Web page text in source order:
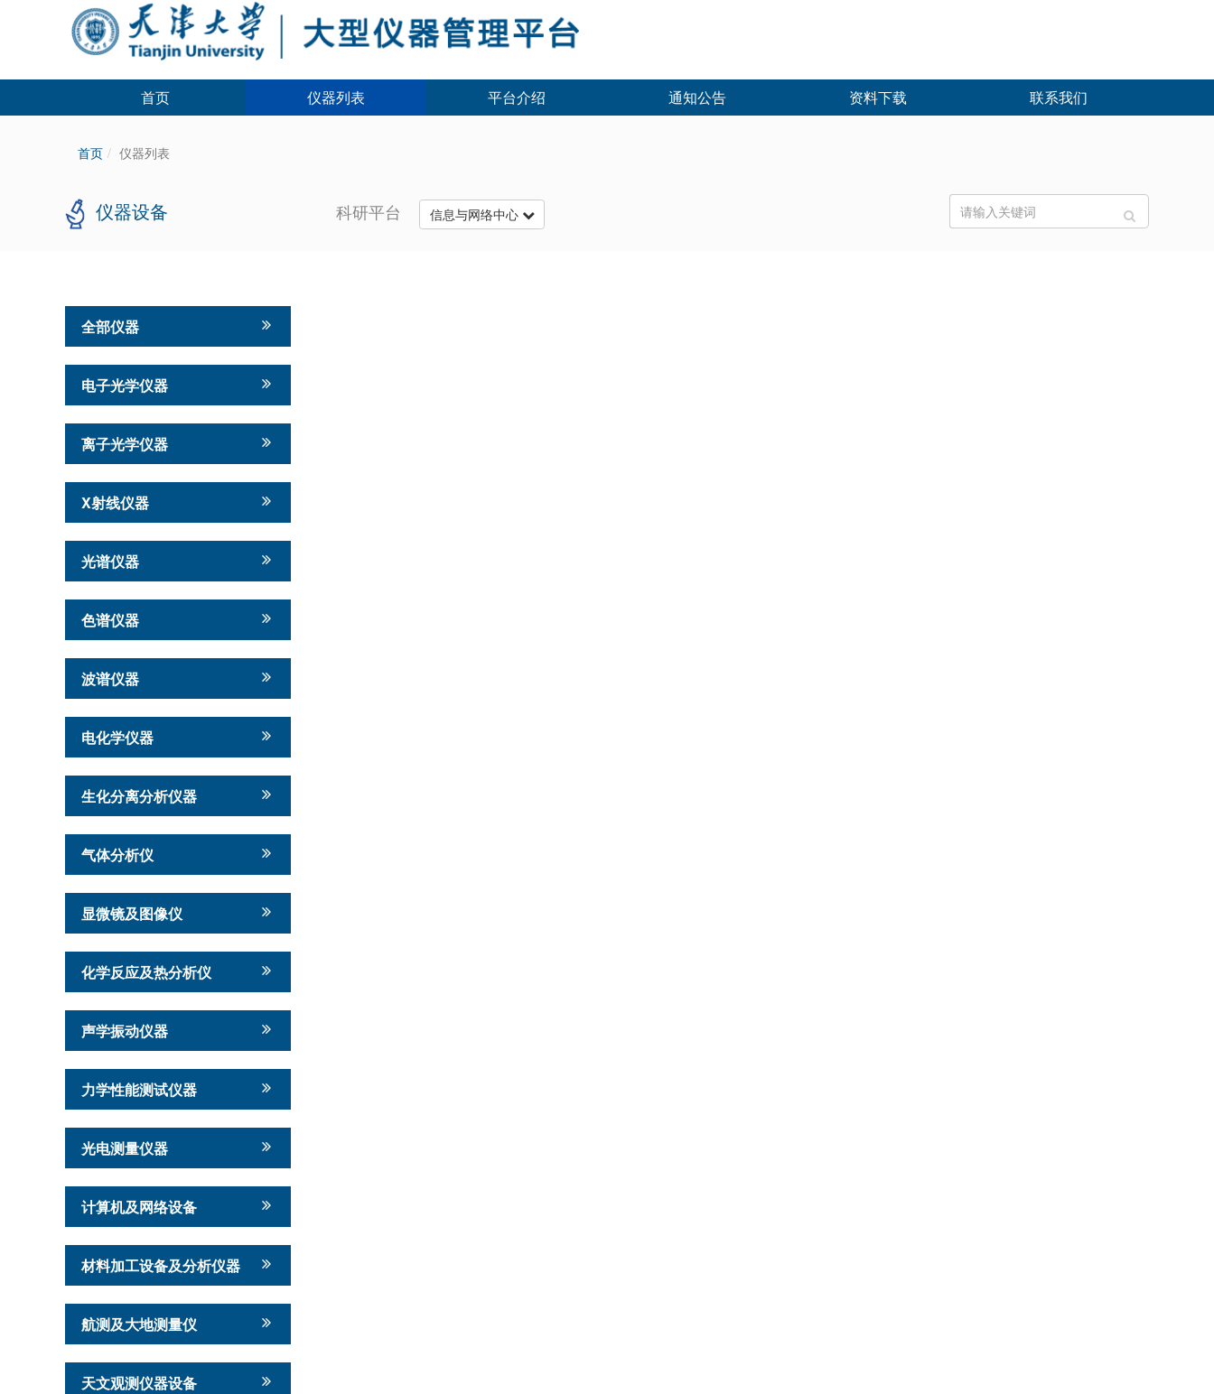
首页 仪器列表 平台介绍 通知公告 资料下载 联系我们
首页 仪器列表
仪器设备 科研平台 信息与网络中心
全部仪器
电子光学仪器
离子光学仪器
X射线仪器
光谱仪器
色谱仪器
波谱仪器
电化学仪器
生化分离分析仪器
气体分析仪
显微镜及图像仪
化学反应及热分析仪
声学振动仪器
力学性能测试仪器
光电测量仪器
计算机及网络设备
材料加工设备及分析仪器
航测及大地测量仪
天文观测仪器设备